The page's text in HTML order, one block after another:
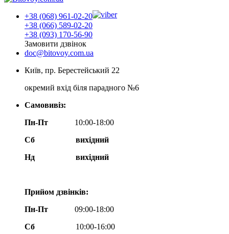
+38 (068) 961-02-20
+38 (066) 589-02-20
+38 (093) 170-56-90
Замовити дзвінок
doc@bitovoy.com.ua
Київ, пр. Берестейський 22
окремий вхід біля парадного №6
Самовивіз:
Пн-Пт
10:00-18:00
Сб
вихідний
Нд
вихідний
Прийом дзвінків:
Пн-Пт
09:00-18:00
Сб
10:00-16:00